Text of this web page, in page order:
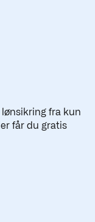
lønsikring fra kun
får du gratis